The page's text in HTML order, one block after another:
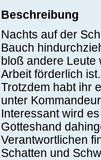
Beschreibung
Nachts auf der
Bauch
bloß andere Leute
Arbeit förderlich ist.
Trotzdem habt ihr
unter
Interessant wird
Gotteshand
Verantwortlichen
Schatten und